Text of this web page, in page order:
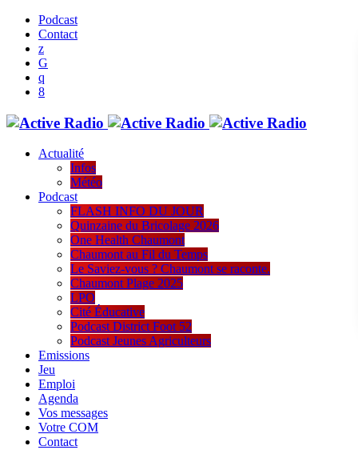
Podcast
Contact
Actualité
Infos
Météo
Podcast
FLASH INFO DU JOUR
Quinzaine du Bricolage 2026
One Health Chaumont
Chaumont au Fil du Temps
Le Saviez-vous ? Chaumont se raconte.
Chaumont Plage 2025
LPO
Cité Éducative
Podcast District Foot 52
Podcast Jeunes Agriculteurs
Emissions
Jeu
Emploi
Agenda
Vos messages
Votre COM
Contact